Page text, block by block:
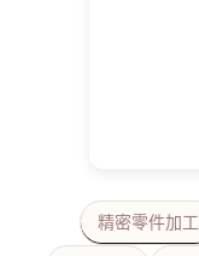
精密零件加工